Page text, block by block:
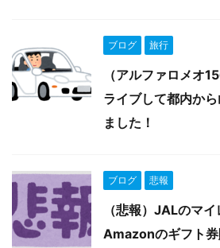
ブログ 旅行
（アルファロメオ
ライブして都内か
ました！
ブログ 悲報
（悲報）JALのマ
Amazonのギフト